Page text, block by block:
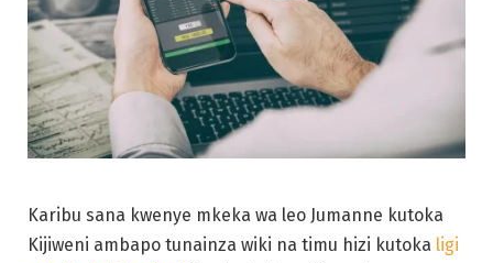
Karibu sana kwenye mkeka wa leo Jumanne kutoka
Kijiweni ambapo tunainza wiki na timu hizi kutoka ligi